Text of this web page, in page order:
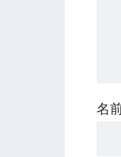
名